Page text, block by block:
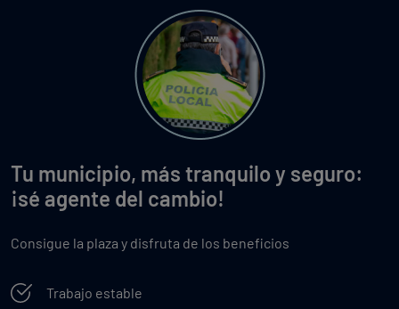
Tu municipio, más tranquilo y seguro:
¡sé agente del cambio!
Consigue la plaza y disfruta de los beneficios
Trabajo estable